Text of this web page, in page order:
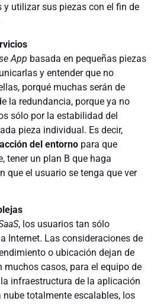
y utilizar sus piezas con el fin de
App basada en pequeñas piezas
y entender que no
porqué muchas serán de
la redundancia, porque ya no
sólo por la estabilidad del
pieza individual. Es decir,
del entorno para que
tener un plan B que haga
que el usuario se tenga que ver
, los usuarios tan sólo
Internet. Las consideraciones de
o ubicación dejan de
muchos casos, para el equipo de
infraestructura de la aplicación
nube totalmente escalables, los